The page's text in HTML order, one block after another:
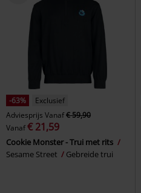
-63%
Exclusief
Adviesprijs Vanaf€ 59,90
Vanaf€ 21,59
Cookie Monster - Trui met rits
Sesame Street
Gebreide trui